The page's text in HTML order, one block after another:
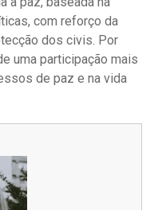
com reforço da
dos civis. Por
uma participação mais
de paz e na vida